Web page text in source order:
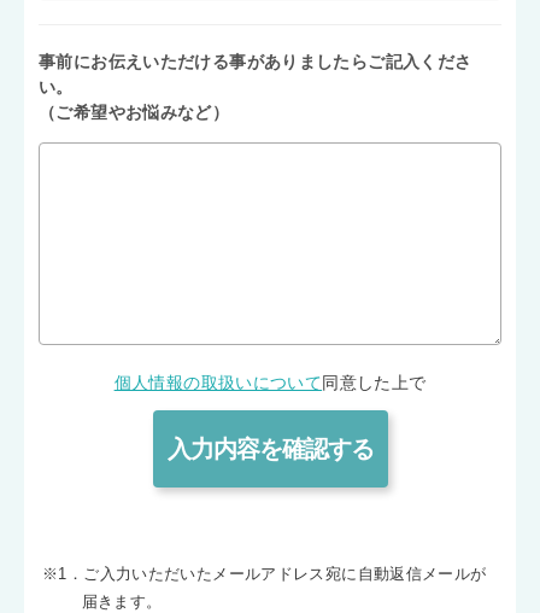
事前にお伝えいただける事がありましたらご記入くださ
い。
（ご希望やお悩みなど）
個人情報の取扱いについて 同意した上で
※1．ご入力いただいたメールアドレス宛に自動返信メールが
届きます。